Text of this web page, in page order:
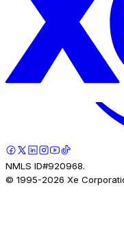
NMLS ID#920968.
© 1995-2026 Xe